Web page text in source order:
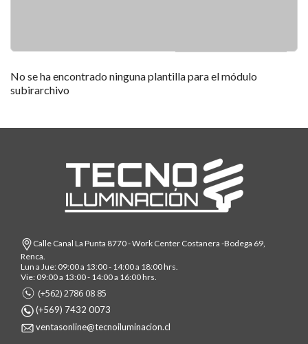
No se ha encontrado ninguna plantilla para el módulo
subirarchivo
Calle Canal La Punta 8770 - Work Center Costanera -Bodega 69,
Renca.
Lun a Jue: 09:00 a 13:00 - 14:00 a 18:00 hrs.
Vie: 09:00 a 13:00 - 14:00 a 16:00 hrs.
(+562) 2786 08 85
(+569) 7432 0073
ventasonline@tecnoiluminacion.cl